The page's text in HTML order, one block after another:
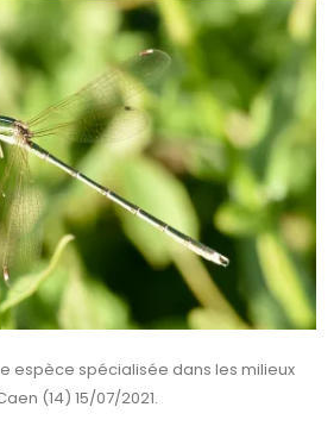
espèce spécialisée dans les milieux
(14) 15/07/2021.